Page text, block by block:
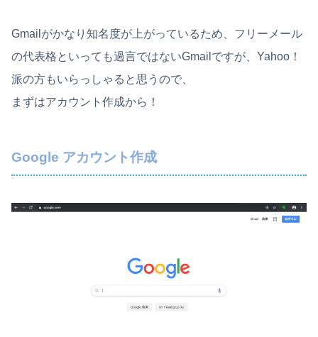
Gmailがかなり知名度が上がっているため、フリーメール
の代表格といっても過言ではないGmailですが、Yahoo！
派の方もいらっしゃると思うので、
まずはアカウント作成から！
Google アカウント作成